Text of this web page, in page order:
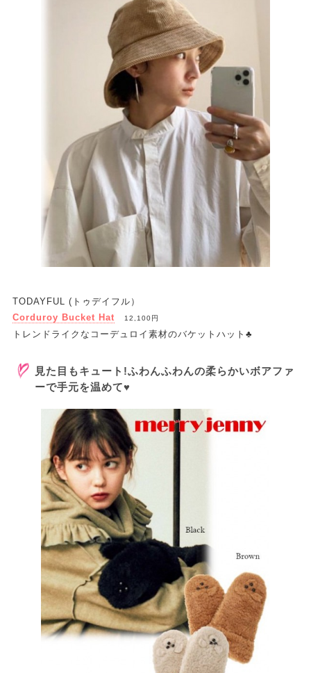
TODAYFUL (トゥデイフル）
Corduroy Bucket Hat
12,100円
トレンドライクなコーデュロイ素材のバケットハット♣
見た目もキュート!ふわんふわんの柔らかいボアファ
ーで手元を温めて♥